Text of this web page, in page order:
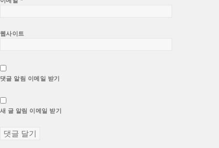
웹사이트
댓글 알림 이메일 받기
새 글 알림 이메일 받기